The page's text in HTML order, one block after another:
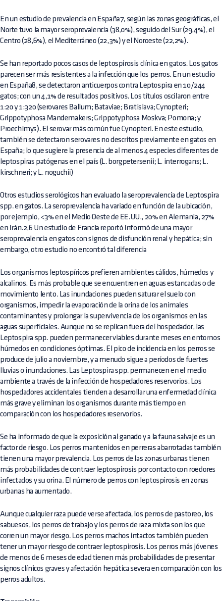
En un estudio de prevalencia en España7, según las zonas geográficas, el
Norte tuvo la mayor seroprevalencia (38,0%), seguido del Sur (29,4%), el
Centro (28,6%), el Mediterráneo (22,3%) y el Noroeste (22,2%).
Se han reportado pocos casos de leptospirosis clínica en gatos. Los gatos
parecen ser más resistentes a la infección que los perros. En un estudio
en España8, se detectaron anticuerpos contra Leptospira en 10/244
gatos; con un 4,1% de resultados positivos. Los títulos oscilaron entre
1:20 y 1:320 (serovares Ballum; Bataviae; Bratislava; Cynopteri;
Grippotyphosa Mandemakers; Grippotyphosa Moskva; Pomona; y
Proechimys). El serovar más común fue Cynopteri. En este estudio,
también se detectaron serovares no descritos previamente en gatos en
España; lo que sugiere la presencia de al menos 4 especies diferentes de
leptospiras patógenas en el país (L. borgpetersenii; L. interrogans; L.
kirschneri; y L. noguchii)
Otros estudios serológicos han evaluado la seroprevalencia de Leptospira
spp. en gatos. La seroprevalencia ha variado en función de la ubicación,
por ejemplo, <3% en el Medio Oeste de EE.UU., 20% en Alemania, 27%
en Irán.2,6 Un estudio de Francia reportó informó de una mayor
seroprevalencia en gatos con signos de disfunción renal y hepática; sin
embargo, otro estudio no encontró tal diferencia
Los organismos leptospíricos prefieren ambientes cálidos, húmedos y
alcalinos. Es más probable que se encuentren en aguas estancadas o de
movimiento lento. Las inundaciones pueden saturar el suelo con
organismos, impedir la evaporación de la orina de los animales
contaminantes y prolongar la supervivencia de los organismos en las
aguas superficiales. Aunque no se replican fuera del hospedador, las
Leptospira spp. pueden permanecer viables durante meses en entornos
húmedos en condiciones óptimas. El pico de incidencia en los perros se
produce de julio a noviembre, y a menudo sigue a períodos de fuertes
lluvias o inundaciones. Las Leptospira spp. permanecen en el medio
ambiente a través de la infección de hospedadores reservorios. Los
hospedadores accidentales tienden a desarrollar una enfermedad clínica
más grave y eliminan los organismos durante más tiempo en
comparación con los hospedadores reservorios.
Se ha informado de que la exposición al ganado y a la fauna salvaje es un
factor de riesgo. Los perros mantenidos en perreras abarrotadas también
tienen una mayor prevalencia. Los perros de las zonas urbanas tienen
más probabilidades de contraer leptospirosis por contacto con roedores
infectados y su orina. El número de perros con leptospirosis en zonas
urbanas ha aumentado.
Aunque cualquier raza puede verse afectada, los perros de pastoreo, los
sabuesos, los perros de trabajo y los perros de raza mixta son los que
corren un mayor riesgo. Los perros machos intactos también pueden
tener un mayor riesgo de contraer leptospirosis. Los perros más jóvenes
de menos de 6 meses de edad tienen más probabilidades de presentar
signos clínicos graves y afectación hepática severa en comparación con los
perros adultos.